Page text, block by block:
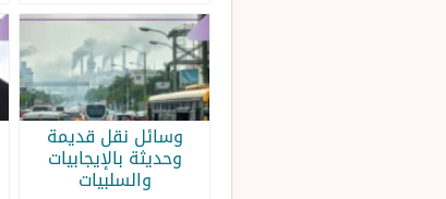
وسائل نقل قديمة
وحديثة بالإيجابيات
والسلبيات